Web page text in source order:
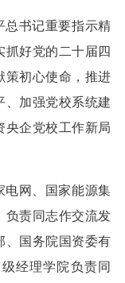
总书记重要指示精
抓好党的二十届四
策初心使命，推进
、加强党校系统建
央企党校工作新局
电网、国家能源集
负责同志作交流发
、国务院国资委有
经理学院负责同